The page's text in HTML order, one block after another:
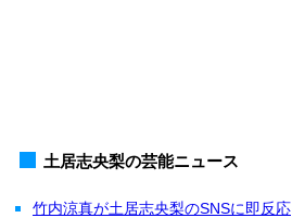
土居志央梨の芸能ニュース
竹内涼真が土居志央梨のSNSに即反応